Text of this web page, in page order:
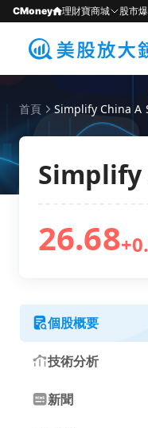
CMoney 理財寶商城 股市
首頁 Simplify China A
Simplify
26.68
個股概要
技術分析
新聞